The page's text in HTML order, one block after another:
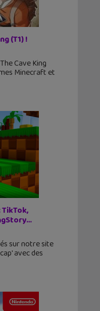
(T1) !
Cave King
Minecraft et
sur notre site
avec des